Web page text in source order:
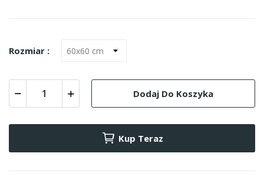
Rozmiar :
Dodaj Do Koszyka
Kup Teraz